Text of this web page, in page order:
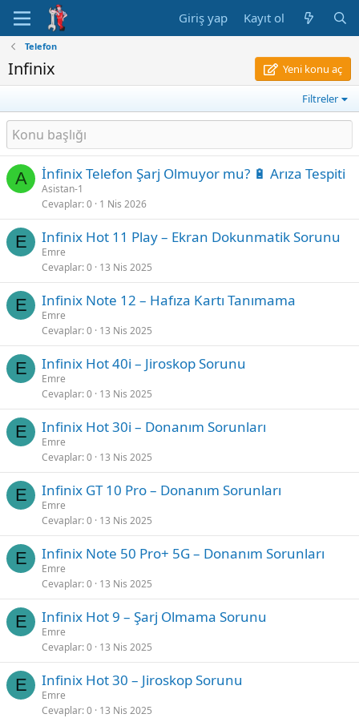
Giriş yap Kayıt ol
Telefon
Infinix Yeni konu aç
Filtreler
A İnfinix Telefon Şarj Olmuyor mu? 🔋 Arıza Tespiti
Asistan-1
Cevaplar 0 1 Nis 2026
E Infinix Hot 11 Play – Ekran Dokunmatik Sorunu
Emre
Cevaplar 0 13 Nis 2025
E Infinix Note 12 – Hafıza Kartı Tanımama
Emre
Cevaplar 0 13 Nis 2025
E Infinix Hot 40i – Jiroskop Sorunu
Emre
Cevaplar 0 13 Nis 2025
E Infinix Hot 30i – Donanım Sorunları
Emre
Cevaplar 0 13 Nis 2025
E Infinix GT 10 Pro – Donanım Sorunları
Emre
Cevaplar 0 13 Nis 2025
E Infinix Note 50 Pro+ 5G – Donanım Sorunları
Emre
Cevaplar 0 13 Nis 2025
E Infinix Hot 9 – Şarj Olmama Sorunu
Emre
Cevaplar 0 13 Nis 2025
E Infinix Hot 30 – Jiroskop Sorunu
Emre
Cevaplar 0 13 Nis 2025